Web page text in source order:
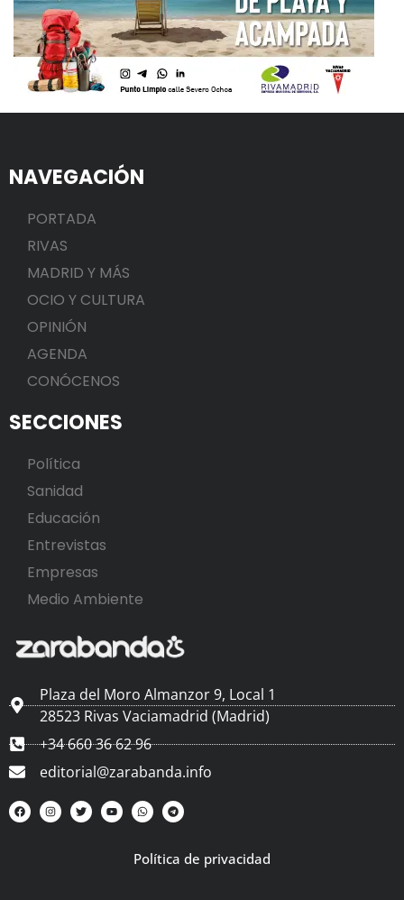
NAVEGACIÓN
PORTADA
RIVAS
MADRID Y MÁS
OCIO Y CULTURA
OPINIÓN
AGENDA
CONÓCENOS
SECCIONES
Política
Sanidad
Educación
Entrevistas
Empresas
Medio Ambiente
Plaza del Moro Almanzor 9, Local 1
28523 Rivas Vaciamadrid (Madrid)
+34 660 36 62 96
editorial@zarabanda.info
Política de privacidad